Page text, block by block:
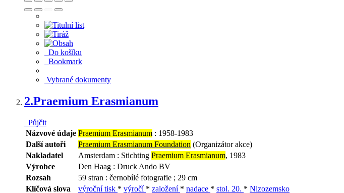
Do košíku
Bookmark
Vybrané dokumenty
2.Praemium Erasmianum
Půjčit
Názvové údaje Praemium Erasmianum : 1958-1983
Další autoři
Praemium Erasmianum Foundation (Organizátor akce)
Nakladatel
Amsterdam : Stichting Praemium Erasmianum, 1983
Výrobce
Den Haag : Druck Ando BV
Rozsah
59 stran : černobílé fotografie ; 29 cm
Klíčová slova
výroční tisk * výročí * založení * nadace * stol. 20. * Nizozemsko